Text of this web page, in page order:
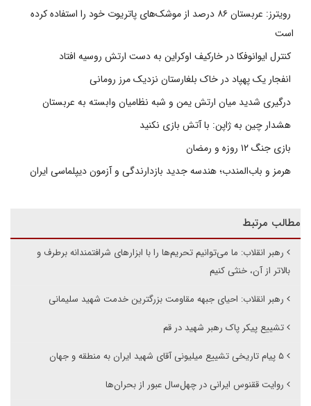
رویترز: عربستان ۸۶ درصد از موشک‌های پاتریوت خود را استفاده کرده
است
کنترل ایوانوفکا در خارکیف اوکراین به دست ارتش روسیه افتاد
انفجار یک پهپاد در خاک بلغارستان نزدیک مرز رومانی
درگیری شدید میان ارتش یمن و شبه نظامیان وابسته به عربستان
هشدار چین به ژاپن: با آتش بازی نکنید
بازی جنگ ۱۲ روزه و رمضان
هرمز و باب‌المندب؛ هندسه جدید بازدارندگی و آزمون دیپلماسی ایران
مطالب مرتبط
رهبر انقلاب: ما می‌توانیم تحریم‌ها را با ابزارهای شرافتمندانه برطرف و
بالاتر از آن، خنثی کنیم
رهبر انقلاب: احیای جبهه مقاومت بزرگترین خدمت شهید سلیمانی
تشییع پیکر پاک رهبر شهید در قم
۵ پیام تاریخی تشییع میلیونی آقای شهید ایران به منطقه و جهان
روایت ققنوس ایرانی در چهل‌سال عبور از بحران‌ها